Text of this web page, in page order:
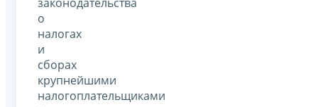
о
налогах
и
сборах
крупнейшими
налогоплательщиками